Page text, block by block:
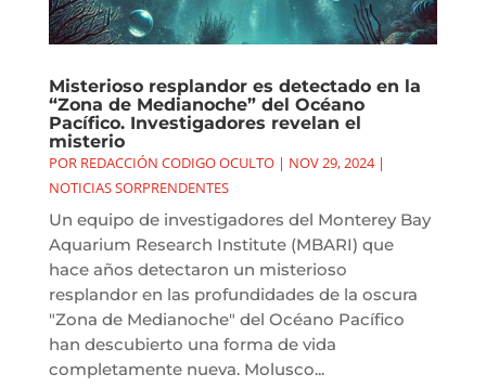
Misterioso resplandor es detectado en la
“Zona de Medianoche” del Océano
Pacífico. Investigadores revelan el
misterio
POR REDACCIÓN CODIGO OCULTO| NOV 29, 2024|
NOTICIAS SORPRENDENTES
Un equipo de investigadores del Monterey Bay
Aquarium Research Institute (MBARI) que
hace años detectaron un misterioso
resplandor en las profundidades de la oscura
"Zona de Medianoche" del Océano Pacífico
han descubierto una forma de vida
completamente nueva. Molusco...